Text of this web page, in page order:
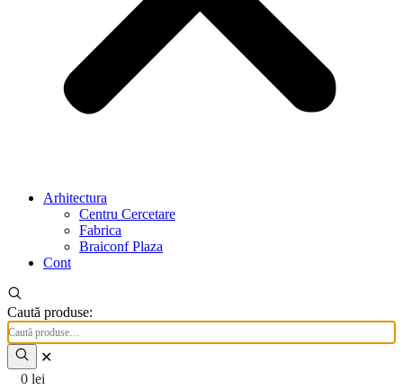
Arhitectura
Centru Cercetare
Fabrica
Braiconf Plaza
Cont
Caută produse:
✕
0 lei